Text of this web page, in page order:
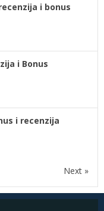
i bonus
i Bonus
i recenzija
Next »